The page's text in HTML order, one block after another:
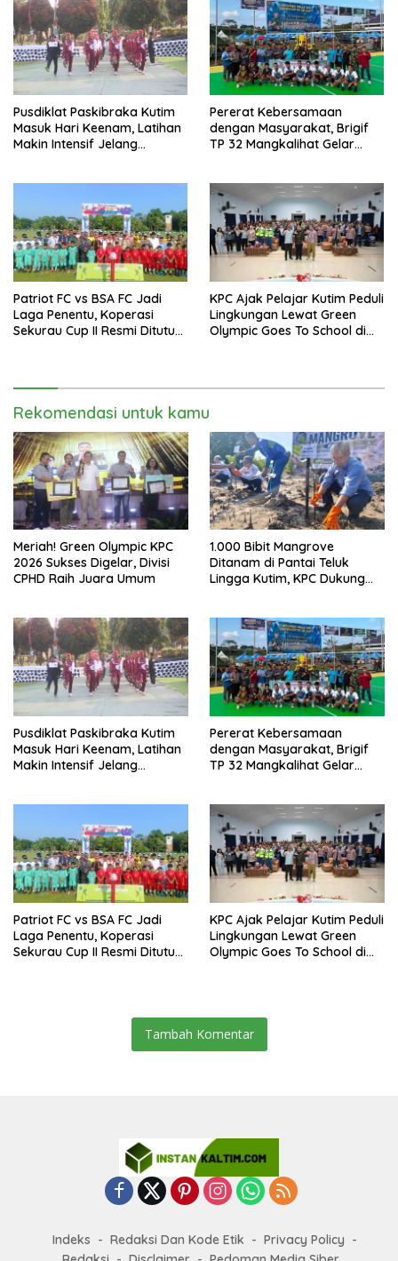
Pusdiklat Paskibraka Kutim
Masuk Hari Keenam, Latihan
Makin Intensif Jelang
Pererat Kebersamaan
dengan Masyarakat, Brigif
TP 32 Mangkalihat Gelar
Patriot FC vs BSA FC Jadi
Laga Penentu, Koperasi
Sekurau Cup II Resmi Ditutup
KPC Ajak Pelajar Kutim Peduli
Lingkungan Lewat Green
Olympic Goes To School di
Rekomendasi untuk kamu
Meriah! Green Olympic KPC
2026 Sukses Digelar, Divisi
CPHD Raih Juara Umum
1.000 Bibit Mangrove
Ditanam di Pantai Teluk
Lingga Kutim, KPC Dukung
Pusdiklat Paskibraka Kutim
Masuk Hari Keenam, Latihan
Makin Intensif Jelang
Pererat Kebersamaan
dengan Masyarakat, Brigif
TP 32 Mangkalihat Gelar
Patriot FC vs BSA FC Jadi
Laga Penentu, Koperasi
Sekurau Cup II Resmi Ditutup
KPC Ajak Pelajar Kutim Peduli
Lingkungan Lewat Green
Olympic Goes To School di
Tambah Komentar
Indeks Redaksi Dan Kode Etik
Privacy Policy